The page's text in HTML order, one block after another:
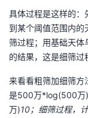
具体过程是这样的：
到某个阈值范围内的
筛过程；用基础天体
的结果，这是细筛过
来看看粗筛加细筛方
是500万*log(500万)
万)10；细筛过程，